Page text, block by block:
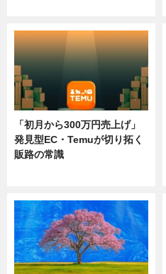
「初月から300万円売上げ」
発見型EC・Temuが切り拓く
販路の常識